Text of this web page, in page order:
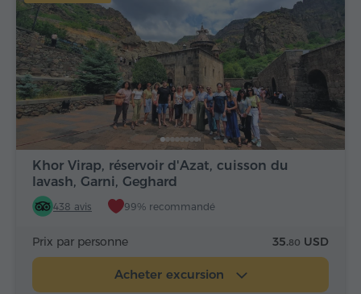
Khor Virap, réservoir d'Azat, cuisson du
lavash, Garni, Geghard
438 avis 99% recommandé
Prix par personne 35.80 USD
Acheter excursion